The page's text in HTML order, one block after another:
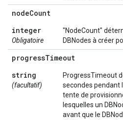
nodeCount
integer
Obligatoire
"NodeCount"
DBNodes à créer
progressTimeout
string
(facultatif)
ProgressTimeout
secondes pendant
tente de
lesquelles un
avant que le